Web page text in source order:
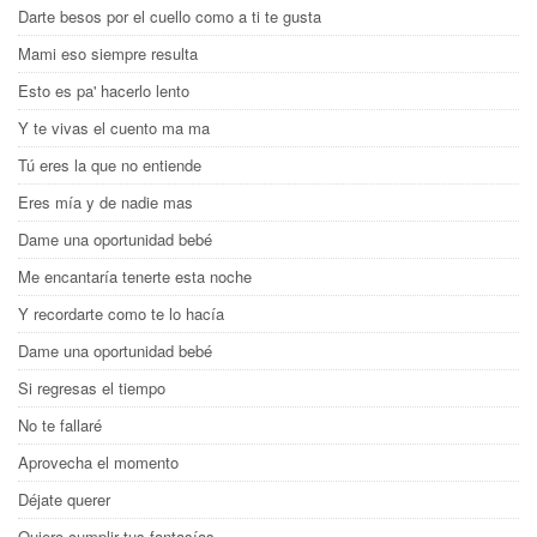
Darte besos por el cuello como a ti te gusta
Mami eso siempre resulta
Esto es pa' hacerlo lento
Y te vivas el cuento ma ma
Tú eres la que no entiende
Eres mía y de nadie mas
Dame una oportunidad bebé
Me encantaría tenerte esta noche
Y recordarte como te lo hacía
Dame una oportunidad bebé
Si regresas el tiempo
No te fallaré
Aprovecha el momento
Déjate querer